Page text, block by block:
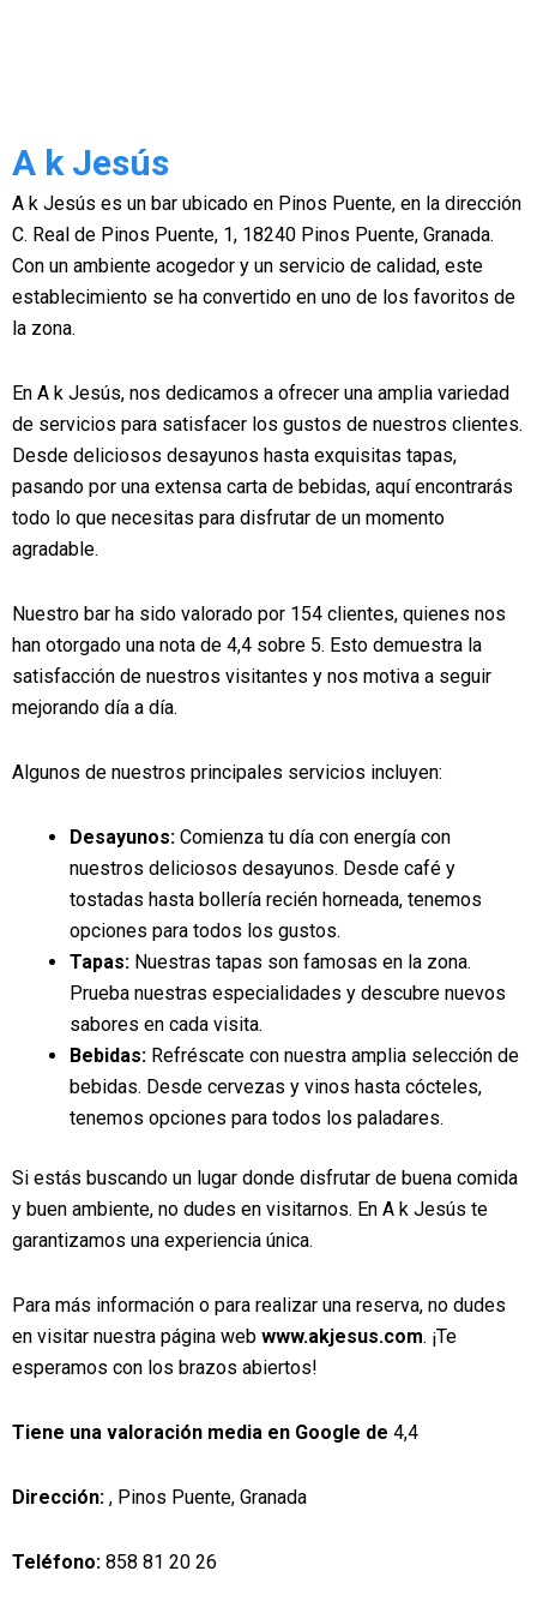
A k Jesús
A k Jesús es un bar ubicado en Pinos Puente, en la dirección
C. Real de Pinos Puente, 1, 18240 Pinos Puente, Granada.
Con un ambiente acogedor y un servicio de calidad, este
establecimiento se ha convertido en uno de los favoritos de
la zona.
En A k Jesús, nos dedicamos a ofrecer una amplia variedad
de servicios para satisfacer los gustos de nuestros clientes.
Desde deliciosos desayunos hasta exquisitas tapas,
pasando por una extensa carta de bebidas, aquí encontrarás
todo lo que necesitas para disfrutar de un momento
agradable.
Nuestro bar ha sido valorado por 154 clientes, quienes nos
han otorgado una nota de 4,4 sobre 5. Esto demuestra la
satisfacción de nuestros visitantes y nos motiva a seguir
mejorando día a día.
Algunos de nuestros principales servicios incluyen:
Desayunos: Comienza tu día con energía con
nuestros deliciosos desayunos. Desde café y
tostadas hasta bollería recién horneada, tenemos
opciones para todos los gustos.
Tapas: Nuestras tapas son famosas en la zona.
Prueba nuestras especialidades y descubre nuevos
sabores en cada visita.
Bebidas: Refréscate con nuestra amplia selección de
bebidas. Desde cervezas y vinos hasta cócteles,
tenemos opciones para todos los paladares.
Si estás buscando un lugar donde disfrutar de buena comida
y buen ambiente, no dudes en visitarnos. En A k Jesús te
garantizamos una experiencia única.
Para más información o para realizar una reserva, no dudes
en visitar nuestra página web www.akjesus.com. ¡Te
esperamos con los brazos abiertos!
Tiene una valoración media en Google de 4,4
Dirección: , Pinos Puente, Granada
Teléfono: 858 81 20 26